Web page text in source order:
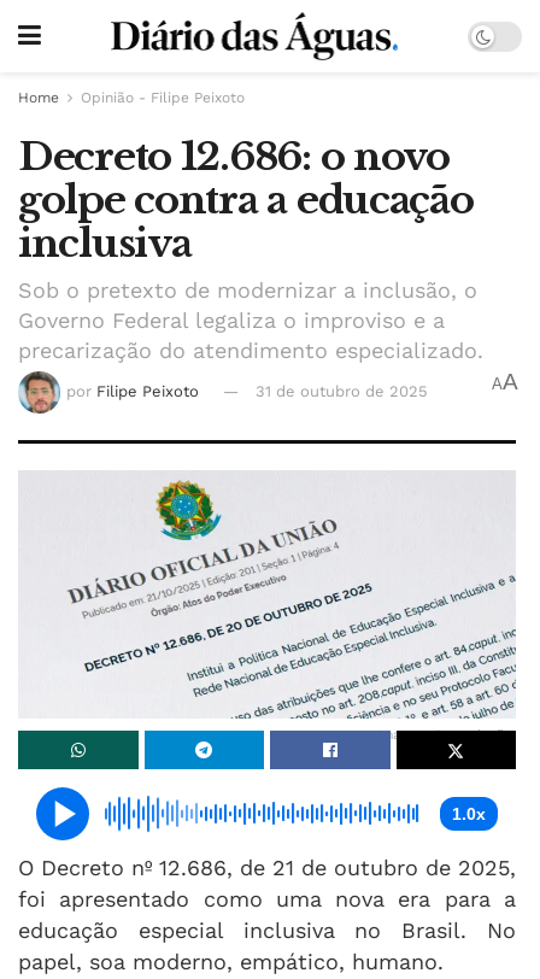
Home Opinião - Filipe Peixoto
Decreto 12.686: o novo
golpe contra a educação
inclusiva
Sob o pretexto de modernizar a inclusão, o
Governo Federal legaliza o improviso e a
precarização do atendimento especializado.
por Filipe Peixoto 31 de outubro de 2025 AA
Imagem: Reprodução.
1.0x
O Decreto nº 12.686, de 21 de outubro de 2025,
foi apresentado como uma nova era para a
educação especial inclusiva no Brasil. No
papel, soa moderno, empático, humano.